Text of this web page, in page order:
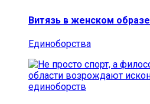
Витязь в женском образе
Единоборства